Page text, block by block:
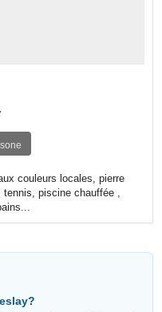
couleurs locales, pierre
tennis, piscine chauffée ,